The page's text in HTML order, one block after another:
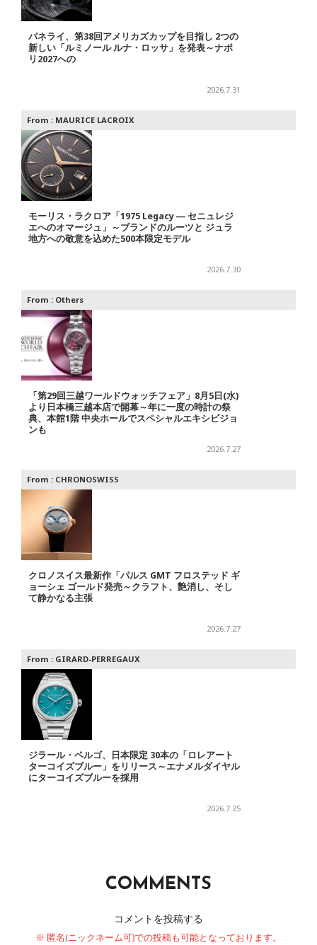
パネライ、第38回アメリカズカップを目指し 2つの
新しい「ルミノール ルナ・ロッサ」を発表～ナポ
リ2027への
2026.7.31
From : MAURICE LACROIX
モーリス・ラクロア「1975 Legacy ― セニュレジ
エへのオマージュ」～ブランドのルーツと ジュラ
地方への敬意を込めた500本限定モデル
2026.7.30
From : Others
「第29回三越ワールドウォッチフェア」8月5日(水)
より日本橋三越本店で開幕～年に一度の時計の祭
典、本館1階 中央ホールでスペシャルエキシビジョ
ンも
2026.7.27
From : CHRONOSWISS
クロノスイス最新作「パルス GMT フロステッド ギ
ョーシェ ゴールド発売～クラフト、艶消し、そし
て静かなる主張
2026.7.27
From : GIRARD-PERREGAUX
ジラール・ペルゴ、日本限定 30本の「ロレアート
ターコイズブルー」をリリース～エナメルダイヤル
にターコイズブルーを採用
2026.7.25
COMMENTS
コメントを投稿する
※ 匿名(ニックネーム可)での投稿も可能となっております。